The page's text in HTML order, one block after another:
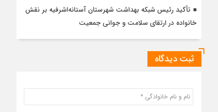
تأکید رئیس شبکه بهداشت شهرستان آستانه‌اشرفیه بر نقش
خانواده در ارتقای سلامت و جوانی جمعیت
ثبت دیدگاه